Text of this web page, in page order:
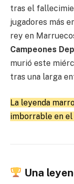
tras el
jugadores más
rey en
Campeones
murió este
tras una larga
La leyenda
imborrable en
Una